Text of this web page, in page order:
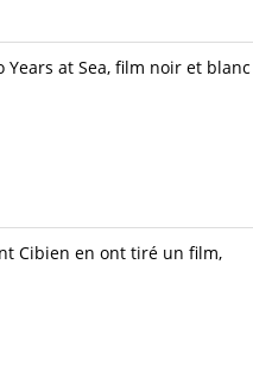
at Sea, film noir et blanc
Cibien en ont tiré un film,